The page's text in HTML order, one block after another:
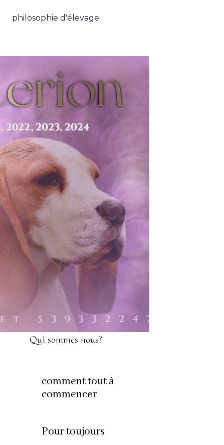
philosophie d'élevage
Qui sommes nous?
comment tout à
commencer
Pour toujours